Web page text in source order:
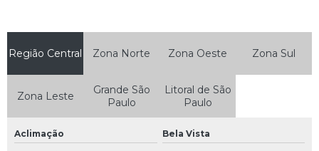
Quadro de comando para piscina
Quadro de distribuição geral
Região Central Zona Norte Zona Oeste Zona Sul
Zona Leste
Grande São
Paulo
Litoral de São
Paulo
Aclimação Bela Vista